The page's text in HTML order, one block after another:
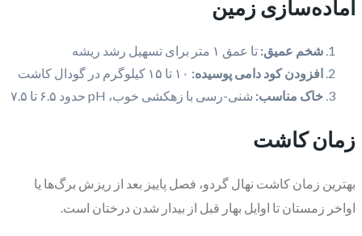
آماده‌سازی زمین
شخم عمیق: تا عمق ۱ متر برای تسهیل رشد ریشه
افزودن کود دامی پوسیده:
خاک مناسب: شنی-رسی با زهکشی خوب، pH حدود ۶.۵ تا ۷.۵
زمان کاشت
بهترین زمان کاشت نهال گردو، فصل پاییز بعد از ریزش برگ‌ها یا
اواخر زمستان تا اوایل بهار قبل از بیدار شدن درختان است.